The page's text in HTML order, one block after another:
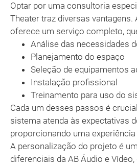
Optar por uma consultoria
Theater traz diversas vantagens.
oferece um serviço completo,
Análise das necessidades
Planejamento do espaço
Seleção de equipamentos
Instalação profissional
Treinamento para uso do
Cada um desses passos é
sistema atenda às expectativas
proporcionando uma
A personalização do projeto é
diferenciais da AB Áudio e